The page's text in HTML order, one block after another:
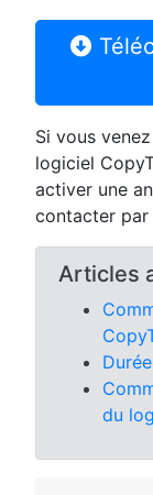
Si vous
logiciel
activer une
contacter par
Articles
du